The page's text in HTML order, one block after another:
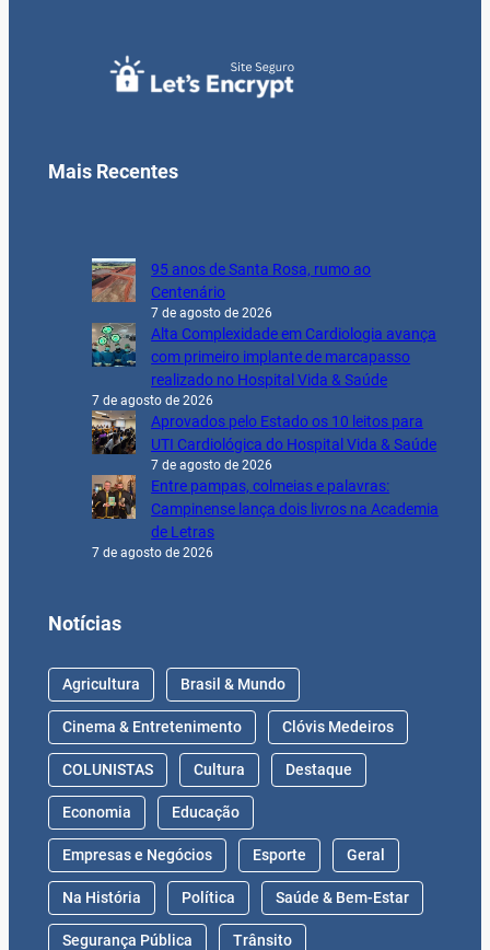
Mais Recentes
95 anos de Santa Rosa, rumo ao
Centenário
7 de agosto de 2026
Alta Complexidade em Cardiologia avança
com primeiro implante de marcapasso
realizado no Hospital Vida & Saúde
7 de agosto de 2026
Aprovados pelo Estado os 10 leitos para
UTI Cardiológica do Hospital Vida & Saúde
7 de agosto de 2026
Entre pampas, colmeias e palavras:
Campinense lança dois livros na Academia
de Letras
7 de agosto de 2026
Notícias
Agricultura Brasil & Mundo
Cinema & Entretenimento Clóvis Medeiros
COLUNISTAS Cultura Destaque
Economia Educação
Empresas e Negócios Esporte Geral
Na História Política Saúde & Bem-Estar
Segurança Pública Trânsito